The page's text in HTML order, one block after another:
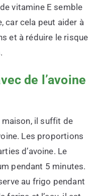
vitamine E semble
car cela peut aider à
et à réduire le risque
de l’avoine
maison, il suffit de
Les proportions
d’avoine. Le
pendant 5 minutes.
au frigo pendant